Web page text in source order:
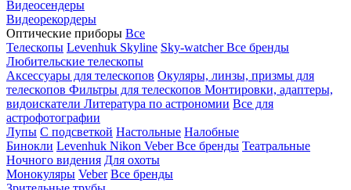
Видеосендеры
Видеорекордеры
Оптические приборы Все
Телескопы Levenhuk Skyline Sky-watcherВсе бренды
Любительские телескопы
Аксессуары для телескопов Окуляры, линзы, призмы для
телескопов Фильтры для телескопов Монтировки, адаптеры,
видоискатели Литература по астрономии Все для
астрофотографии
Лупы С подсветкой Настольные Налобные
Бинокли Levenhuk Nikon VeberВсе бренды Театральные
Ночного видения Для охоты
Монокуляры Veber Все бренды